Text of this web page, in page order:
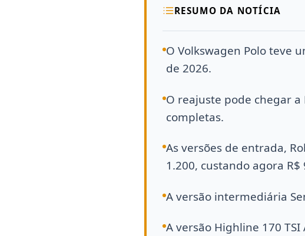
RESUMO DA NOTÍCIA
O Volkswagen Polo teve
de 2026.
O reajuste pode chegar
completas.
As versões de entrada,
1.200, custando agora R$
A versão intermediária
A versão Highline 170